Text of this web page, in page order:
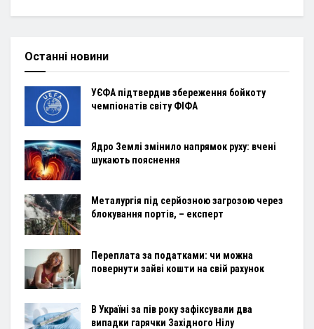
Останні новини
УЄФА підтвердив збереження бойкоту
чемпіонатів світу ФІФА
Ядро Землі змінило напрямок руху: вчені
шукають пояснення
Металургія під серйозною загрозою через
блокування портів, – експерт
Переплата за податками: чи можна
повернути зайві кошти на свій рахунок
В Україні за пів року зафіксували два
випадки гарячки Західного Нілу